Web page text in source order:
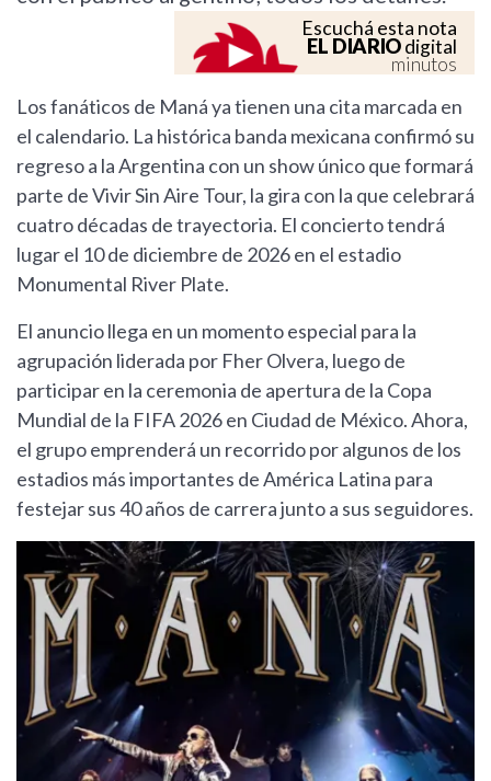
Escuchá esta nota
EL DIARIOdigital
minutos
Los fanáticos de Maná ya tienen una cita marcada en
el calendario. La histórica banda mexicana confirmó su
regreso a la Argentina con un show único que formará
parte de Vivir Sin Aire Tour, la gira con la que celebrará
cuatro décadas de trayectoria. El concierto tendrá
lugar el 10 de diciembre de 2026 en el estadio
Monumental River Plate.
El anuncio llega en un momento especial para la
agrupación liderada por Fher Olvera, luego de
participar en la ceremonia de apertura de la Copa
Mundial de la FIFA 2026 en Ciudad de México. Ahora,
el grupo emprenderá un recorrido por algunos de los
estadios más importantes de América Latina para
festejar sus 40 años de carrera junto a sus seguidores.